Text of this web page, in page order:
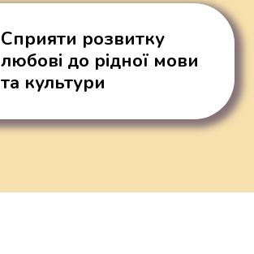
Сприяти розвитку
любові до рідної мови
та культури